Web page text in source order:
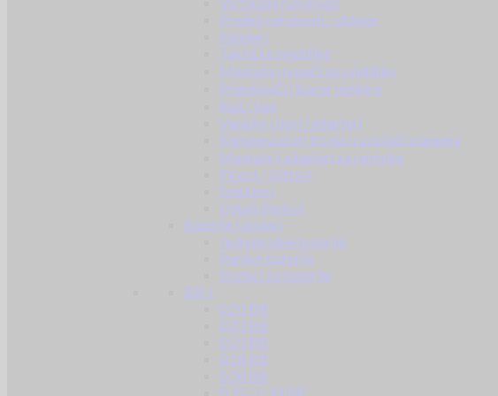
Prednji rukohvati / obloge
Kundaci
Taktičke svjetiljke
Montaže i nosači za svjetiljke
Prigušivači i tracer jedinice
Rail / šine
Vanjske cijevi i adapteri
Kompenzatori trzaja i razbijači plamena
Montaže i adapteri za remnike
Pinovi / štiftovi
Selektori
Ostali dijelovi
Baterije i dodaci
Jednokratne baterije
Punjive baterije
Dodaci za baterije
BB-i
0.20 BB
0.23 BB
0.25 BB
0.28 BB
0.30 BB
0.32 / 0.33 BB